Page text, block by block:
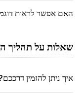
האם אפשר לראות
שאלות על תהליך
איך ניתן להזמין